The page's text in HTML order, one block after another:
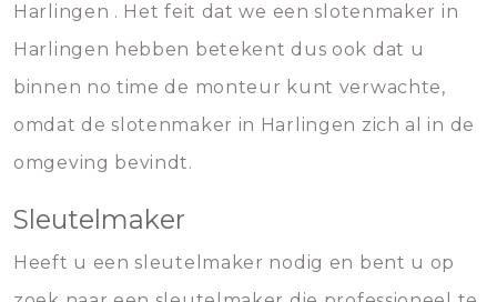
Harlingen . Het feit dat we een slotenmaker in
Harlingen hebben betekent dus ook dat u
binnen no time de monteur kunt verwachte,
omdat de slotenmaker in Harlingen zich al in de
omgeving bevindt.
Sleutelmaker
Heeft u een sleutelmaker nodig en bent u op